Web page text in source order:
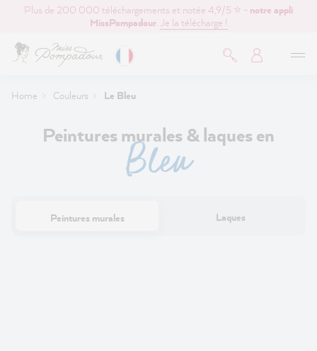
principal
Plus de 200 000 téléchargements et notée 4,9/5 ⭐ - notre appli
MissPompadour. Je la télécharge !
Home Couleurs Le Bleu
Peintures murales & laques en
Bleu
Peintures murales Laques